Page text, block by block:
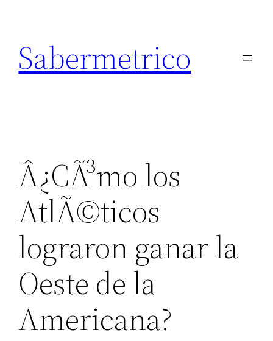
contenido
Sabermetrico
Â¿CÃ³mo los
AtlÃ©ticos
lograron ganar la
Oeste de la
Americana?